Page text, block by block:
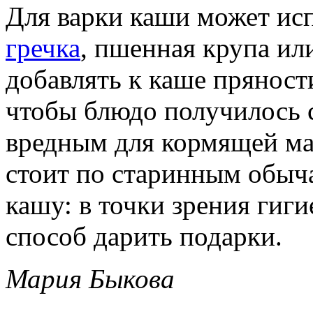
Для варки каши может
гречка, пшенная крупа
добавлять к каше
чтобы блюдо получилось
вредным для кормящей
стоит по старинным
кашу: в точки зрения
способ дарить подарки.
Мария Быкова